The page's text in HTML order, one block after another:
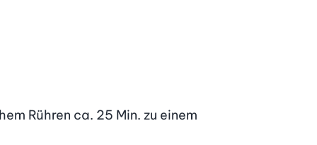
Rühren ca. 25 Min. zu einem